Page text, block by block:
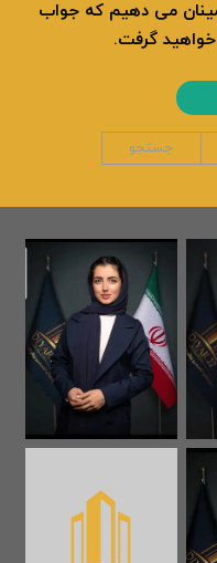
می دهیم که جواب
خواهید گرفت.
جستجو